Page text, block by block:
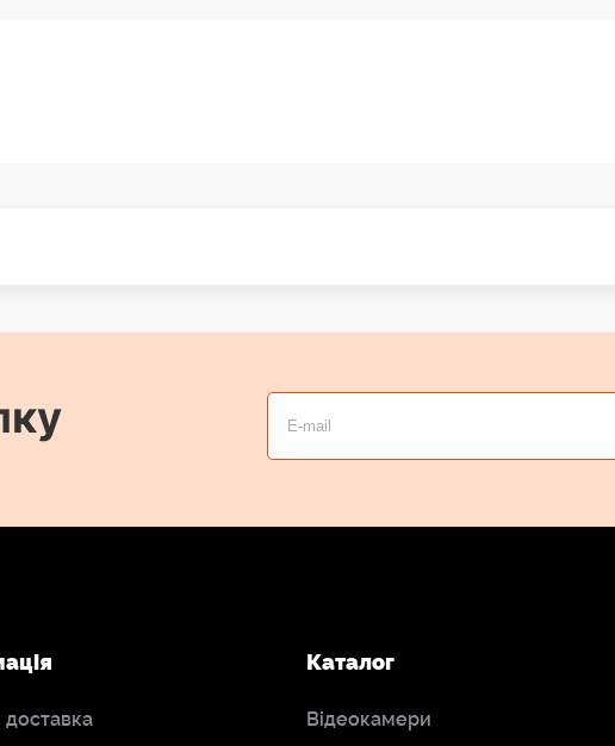
доставка
Каталог
Відеокамери